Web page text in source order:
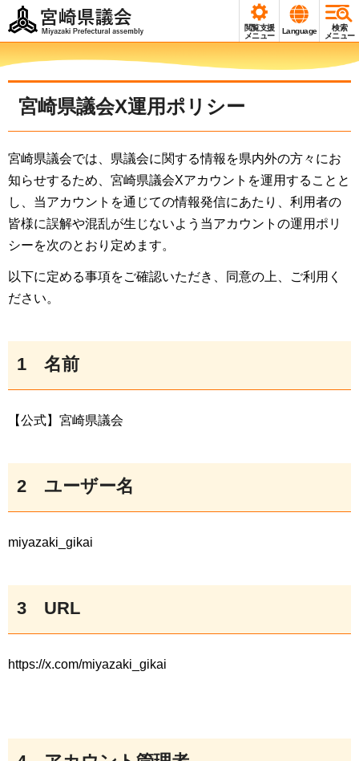
宮崎県議会
Miyazaki Prefectural
閲覧支援
メニュー
Language
検索
メニュー
宮崎県議会X運用ポリシー
宮崎県議会では、県議会に関する情報を県内外の方々にお
知らせするため、宮崎県議会Xアカウントを運用することと
し、当アカウントを通じての情報発信にあたり、利用者の
皆様に誤解や混乱が生じないよう当アカウントの運用ポリ
シーを次のとおり定めます。
以下に定める事項をご確認いただき、同意の上、ご利用く
ださい。
1 名前
【公式】宮崎県議会
2 ユーザー名
miyazaki_gikai
3 URL
https://x.com/miyazaki_gikai